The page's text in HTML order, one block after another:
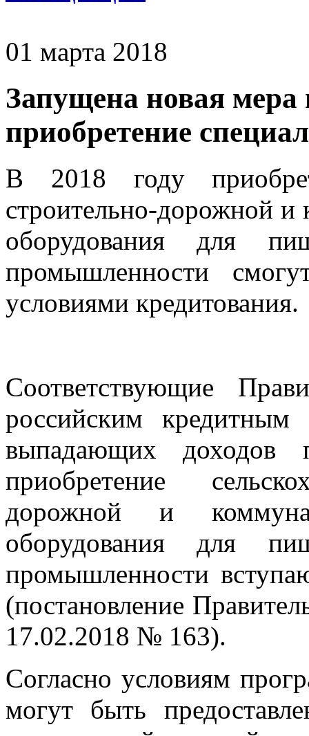
01 марта 2018
Запущена новая мера
приобретение
В 2018 году
строительно-дорожной и
оборудования для
промышленности
условиями кредитования.
Соответствующие
российским кредитным
выпадающих доходов
приобретение
дорожной и
оборудования для
промышленности
(постановление
17.02.2018 № 163).
Согласно условиям
могут быть